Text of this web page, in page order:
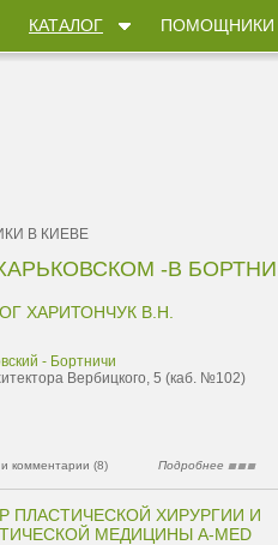
КАТАЛОГ ПОМОЩНИКИ
В КИЕВЕ
-В
ХАРИТОНЧУК В.Н.
- Бортничи
Вербицкого, 5 (каб. №102)
комментарии (8) Подробнее
ПЛАСТИЧЕСКОЙ ХИРУРГИИ И
МЕДИЦИНЫ A-MED